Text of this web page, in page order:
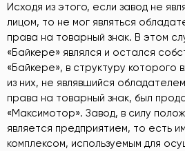
Исходя из этого, если завод не
лицом, то не мог являться
права на товарный знак. В этом
«Байкере» являлся и остался
«Байкере», в структуру которого
из них, не являвшийся
права на товарный знак, был
«Максимотор». Завод, в силу
является предприятием, то есть
комплексом, используемым для